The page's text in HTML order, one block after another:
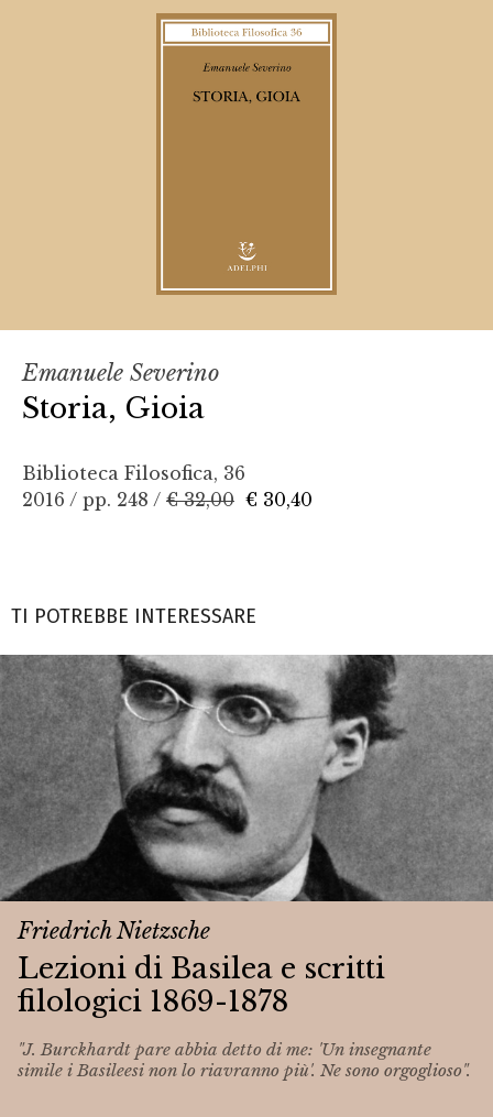
Emanuele Severino
Storia, Gioia
Biblioteca Filosofica, 36
2016 / pp. 248 / € 32,00 € 30,40
TI POTREBBE INTERESSARE
Friedrich Nietzsche
Lezioni di Basilea e scritti
filologici 1869-1878
"J. Burckhardt pare abbia detto di me: 'Un insegnante
simile i Basileesi non lo riavranno più'. Ne sono orgoglioso".